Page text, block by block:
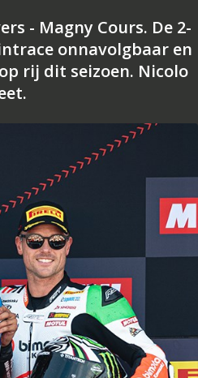
- Magny Cours. De 2-
onnavolgbaar en
rij dit seizoen. Nicolo